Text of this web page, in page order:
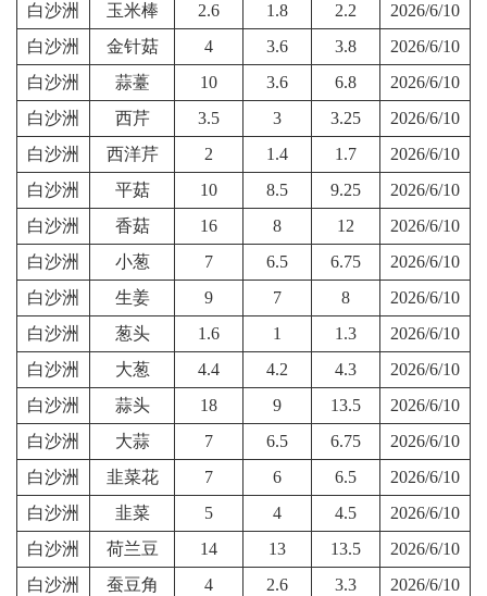
白沙洲
玉米棒 2.6 1.8 2.2
2026/6/10
白沙洲
金针菇 4 3.6 3.8
2026/6/10
白沙洲
蒜薹 10 3.6 6.8
2026/6/10
白沙洲
西芹 3.5 3 3.25
2026/6/10
白沙洲
西洋芹 2 1.4 1.7
2026/6/10
白沙洲
平菇 10 8.5 9.25
2026/6/10
白沙洲
香菇 16 8 12
2026/6/10
白沙洲
小葱 7 6.5 6.75
2026/6/10
白沙洲
生姜 9 7 8
2026/6/10
白沙洲
葱头 1.6 1 1.3
2026/6/10
白沙洲
大葱 4.4 4.2 4.3
2026/6/10
白沙洲
蒜头 18 9 13.5
2026/6/10
白沙洲
大蒜 7 6.5 6.75
2026/6/10
白沙洲
韭菜花 7 6 6.5
2026/6/10
白沙洲
韭菜 5 4 4.5
2026/6/10
白沙洲
荷兰豆 14 13 13.5
2026/6/10
白沙洲
蚕豆角 4 2.6 3.3
2026/6/10